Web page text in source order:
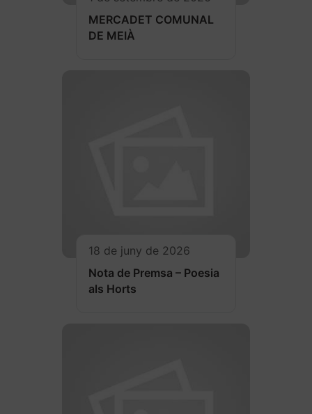
MERCADET COMUNAL
DE MEIÀ
18 de juny de 2026
Nota de Premsa – Poesia
als Horts